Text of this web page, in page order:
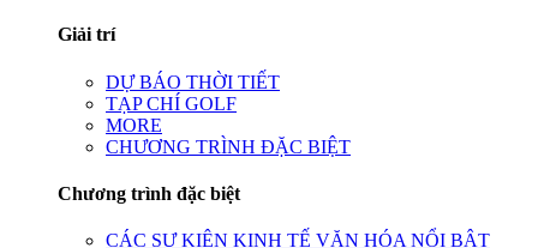
Giải trí
DỰ BÁO THỜI TIẾT
TẠP CHÍ GOLF
MORE
CHƯƠNG TRÌNH ĐẶC BIỆT
Chương trình đặc biệt
CÁC SỰ KIỆN KINH TẾ VĂN HÓA NỔI BẬT